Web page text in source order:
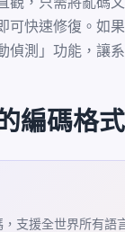
可快速修復。如
偵測」功能，讓
編碼格式
，支援全世界所有語